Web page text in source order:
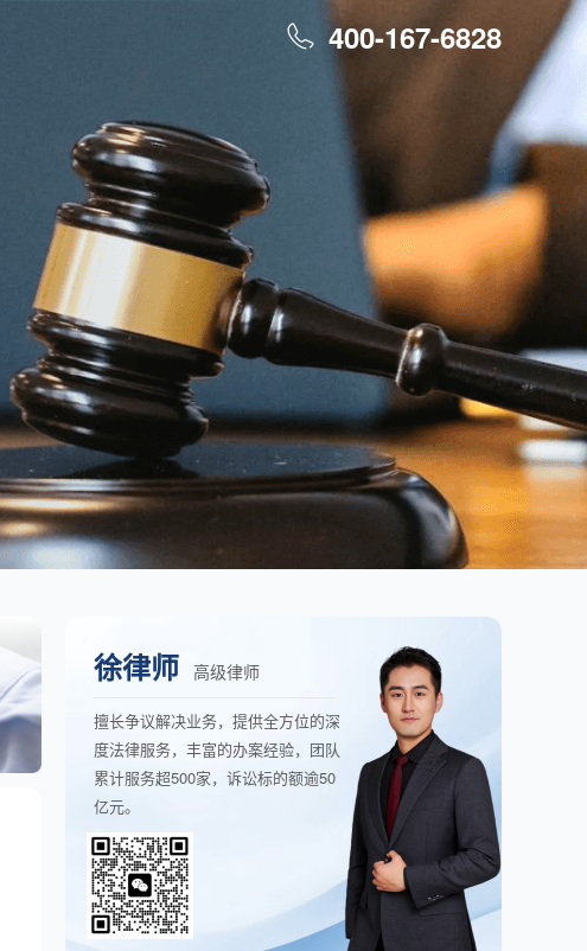
400-167-6828
徐律师 高级律师
擅长争议解决业务，提供全方位的深
度法律服务，丰富的办案经验，团队
累计服务超500家，诉讼标的额逾50
亿元。